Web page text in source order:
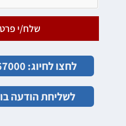
שלח/י
לחצו לחיוג: 077-9967000
לשליחת הודעה